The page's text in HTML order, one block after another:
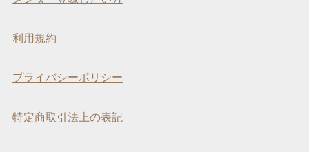
利用規約
プライバシーポリシー
特定商取引法上の表記